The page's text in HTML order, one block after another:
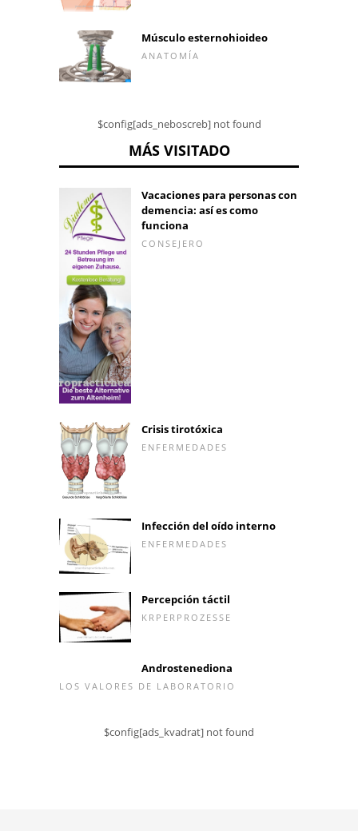
Músculo esternohioideo
ANATOMÍA
$config[ads_neboscreb] not found
MÁS VISITADO
Vacaciones para personas con
demencia: así es como
funciona
CONSEJERO
Crisis tirotóxica
ENFERMEDADES
Infección del oído interno
ENFERMEDADES
Percepción táctil
KRPERPROZESSE
Androstenediona
LOS VALORES DE LABORATORIO
$config[ads_kvadrat] not found